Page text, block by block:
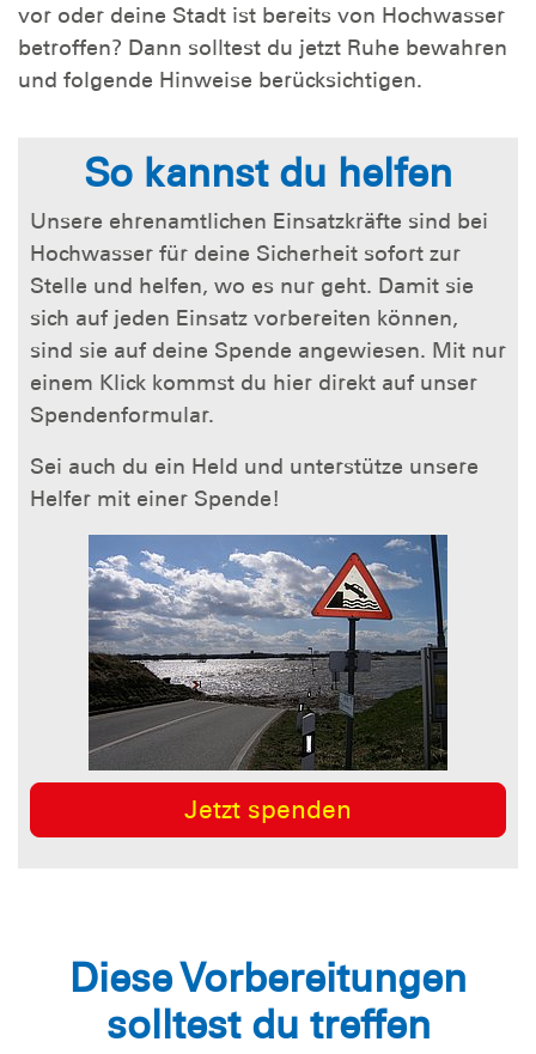
vor oder deine Stadt ist bereits von Hochwasser
betroffen? Dann solltest du jetzt Ruhe bewahren
und folgende Hinweise berücksichtigen.
So kannst du helfen
Unsere ehrenamtlichen Einsatzkräfte sind bei
Hochwasser für deine Sicherheit sofort zur
Stelle und helfen, wo es nur geht. Damit sie
sich auf jeden Einsatz vorbereiten können,
sind sie auf deine Spende angewiesen. Mit nur
einem Klick kommst du hier direkt auf unser
Spendenformular.
Sei auch du ein Held und unterstütze unsere
Helfer mit einer Spende!
Jetzt spenden
Diese Vorbereitungen
solltest du treffen